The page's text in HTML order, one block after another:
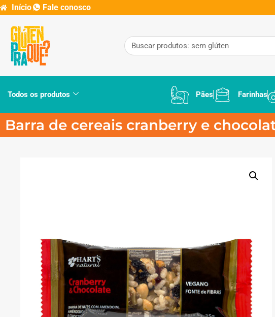
Início Fale conosco
Todos os produtos Pães Farinhas
Barra de cereais cranberry e